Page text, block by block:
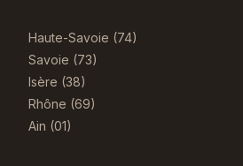
Haute-Savoie (74)
Savoie (73)
Isère (38)
Rhône (69)
Ain (01)